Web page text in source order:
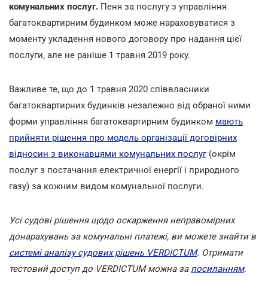
комунальних послуг. Пеня за послугу з управління
багатоквартирним будинком може нараховуватися з
моменту укладення нового договору про надання цієї
послуги, але не раніше 1 травня 2019 року.
Важливе те, що до 1 травня 2020 співвласники
багатоквартирних будинків незалежно від обраної ними
форми управління багатоквартирним будинком мають
прийняти рішення про модель організації договірних
відносин з виконавцями комунальних послуг(окрім
послуг з постачання електричної енергії і природного
газу) за кожним видом комунальної послуги.
Усі судові рішення щодо оскарження неправомірних
донарахувань за комунальні платежі, ви можете знайти в
системі аналізу судових рішень VERDICTUM. Отримати
тестовий доступ до VERDICTUM можна за посиланням.